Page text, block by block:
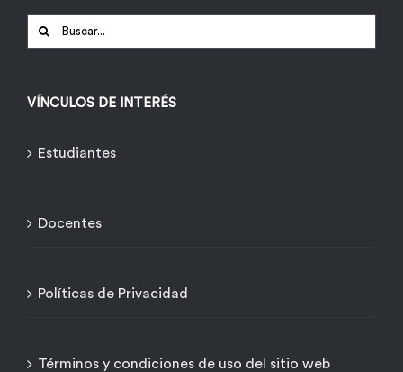
Buscar:
VÍNCULOS DE INTERÉS
Estudiantes
Docentes
Políticas de Privacidad
Términos y condiciones de uso del sitio web